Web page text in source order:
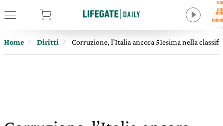
Home Diritti Corruzione, l’Italia ancora 51esima nella